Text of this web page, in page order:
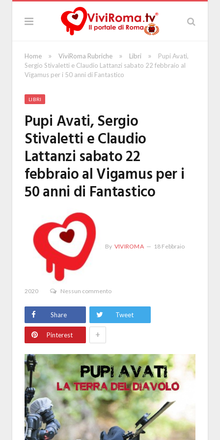
Home » ViviRoma Rubriche » Libri »
Pupi Avati,
Sergio Stivaletti e Claudio Lattanzi sabato 22 febbraio al
Vigamus per i 50 anni di Fantastico
LIBRI
Pupi Avati, Sergio
Stivaletti e Claudio
Lattanzi sabato 22
febbraio al Vigamus per i
50 anni di Fantastico
By VIVIROMA 18 Febbraio
2020 Nessun commento
Share Tweet
Pinterest +